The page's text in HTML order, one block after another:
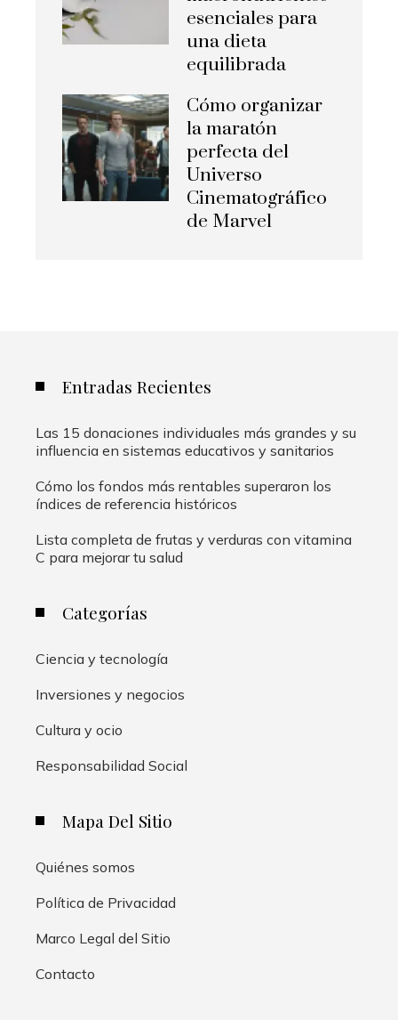
esenciales para
una dieta
equilibrada
Cómo organizar
la maratón
perfecta del
Universo
Cinematográfico
de Marvel
Entradas Recientes
Las 15 donaciones individuales más grandes y su
influencia en sistemas educativos y sanitarios
Cómo los fondos más rentables superaron los
índices de referencia históricos
Lista completa de frutas y verduras con vitamina
C para mejorar tu salud
Categorías
Ciencia y tecnología
Inversiones y negocios
Cultura y ocio
Responsabilidad Social
Mapa Del Sitio
Quiénes somos
Política de Privacidad
Marco Legal del Sitio
Contacto